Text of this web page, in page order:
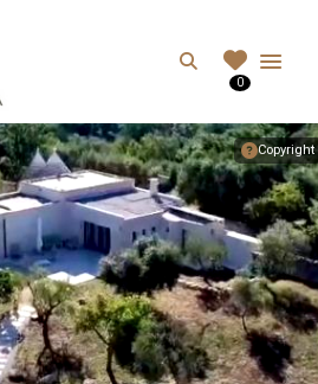
Search
0
Copyright